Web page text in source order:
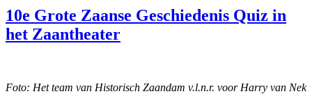
10e Grote Zaanse Geschiedenis Quiz in
het Zaantheater
Foto: Het team van Historisch Zaandam v.l.n.r. voor Harry van Nek